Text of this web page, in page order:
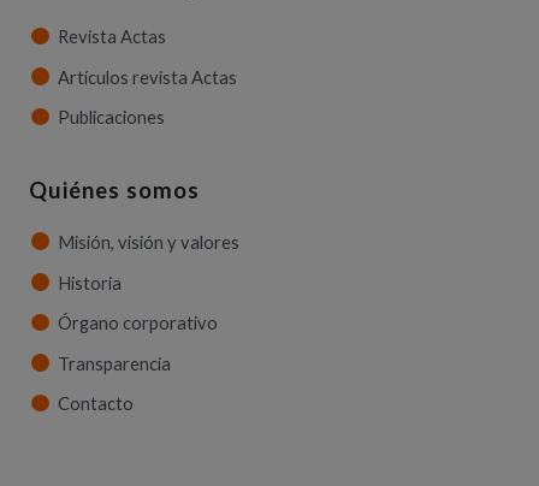
Revista Actas
Artículos revista Actas
Publicaciones
Quiénes somos
Misión, visión y valores
Historia
Órgano corporativo
Transparencia
Contacto